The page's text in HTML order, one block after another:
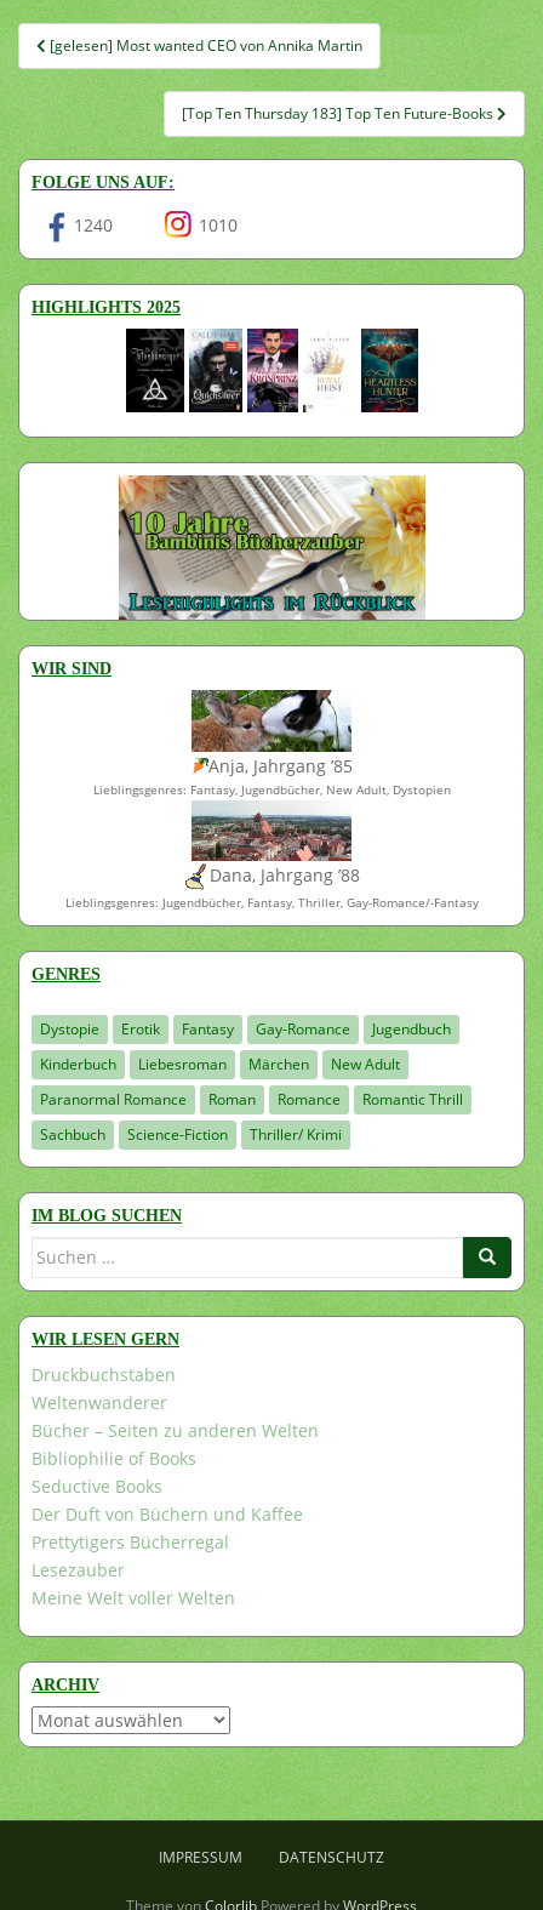
Beitragsnavigation
[gelesen] Most wanted CEO von Annika Martin
[Top Ten Thursday 183] Top Ten Future-Books
FOLGE UNS AUF:
1240 1010
HIGHLIGHTS 2025
WIR SIND
Anja, Jahrgang ’85
Lieblingsgenres: Fantasy, Jugendbücher, New Adult, Dystopien
Dana, Jahrgang ’88
Lieblingsgenres: Jugendbücher, Fantasy, Thriller, Gay-Romance/-Fantasy
GENRES
Dystopie Erotik Fantasy Gay-Romance
Jugendbuch
Kinderbuch
Liebesroman Märchen
New Adult
Paranormal Romance
Roman Romance
Romantic Thrill
Sachbuch
Science-Fiction Thriller/ Krimi
IM BLOG SUCHEN
Suchen
WIR LESEN GERN
Druckbuchstaben
Weltenwanderer
Bücher – Seiten zu anderen Welten
Bibliophilie of Books
Seductive Books
Der Duft von Büchern und Kaffee
Prettytigers Bücherregal
Lesezauber
Meine Welt voller Welten
ARCHIV
Archiv
IMPRESSUM DATENSCHUTZ
Theme vonColorlib Powered byWordPress